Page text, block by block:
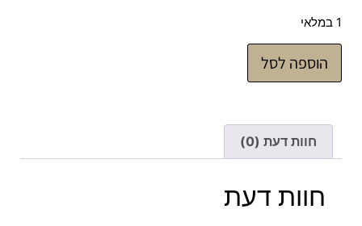
1 במלאי
הוספה לסל
חוות דעת (0)
חוות דעת